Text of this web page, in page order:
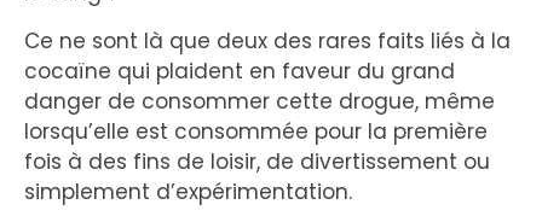
Ce ne sont là que deux des rares faits liés à la
cocaïne qui plaident en faveur du grand
danger de consommer cette drogue, même
lorsqu’elle est consommée pour la première
fois à des fins de loisir, de divertissement ou
simplement d’expérimentation.